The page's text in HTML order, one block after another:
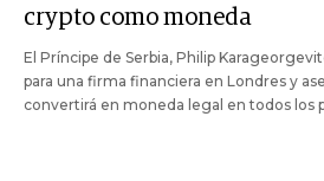
crypto como moneda
El Príncipe de Serbia, Philip
para una firma financiera en Londres y
convertirá en moneda legal en todos los